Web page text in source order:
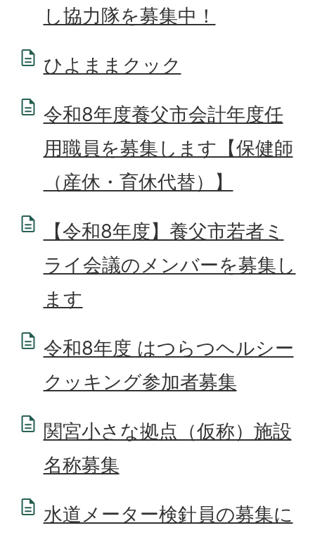
し協力隊を募集中！
ひよままクック
令和8年度養父市会計年度任
用職員を募集します【保健師
（産休・育休代替）】
【令和8年度】養父市若者ミ
ライ会議のメンバーを募集し
ます
令和8年度 はつらつヘルシー
クッキング参加者募集
関宮小さな拠点（仮称）施設
名称募集
水道メーター検針員の募集に